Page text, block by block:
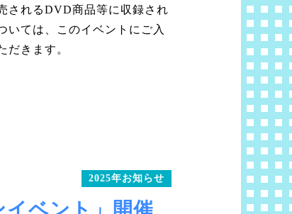
されるDVD商品等に収録され
いては、このイベントにご入
だきます。
2025年お知らせ
イベント」開催